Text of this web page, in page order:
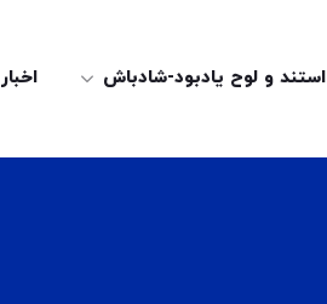
استند و لوح یادبود-شادباش اخبار